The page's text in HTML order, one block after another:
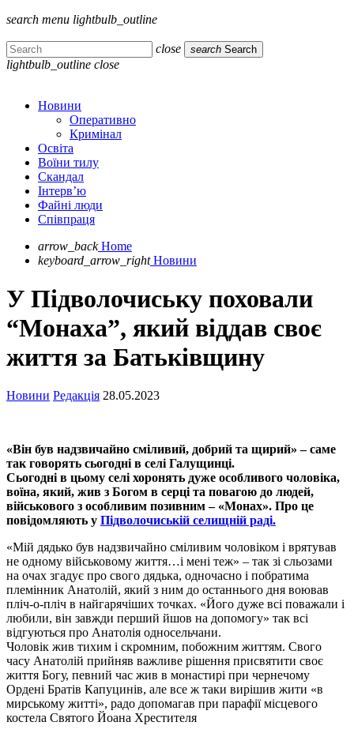
search menu lightbulb_outline
close search Search
lightbulb_outline close
Новини
Оперативно
Кримінал
Освіта
Воїни тилу
Скандал
Інтерв’ю
Файні люди
Співпраця
arrow_back Home
keyboard_arrow_right Новини
У Підволочиську поховали
“Монаха”, який віддав своє
життя за Батьківщину
Новини Редакція 28.05.2023
«Він був надзвичайно сміливий, добрий та щирий» – саме
так говорять сьогодні в селі Галущинці.
Сьогодні в цьому селі хоронять дуже особливого чоловіка,
воїна, який, жив з Богом в серці та повагою до людей,
військового з особливим позивним – «Монах». Про це
повідомляють у Підволочиській селищній раді.
«Мій дядько був надзвичайно сміливим чоловіком і врятував
не одному військовому життя…і мені теж» – так зі сльозами
на очах згадує про свого дядька, одночасно і побратима
племінник Анатолій, який з ним до останнього дня воював
пліч-о-пліч в найгарячіших точках. «Його дуже всі поважали і
любили, він завжди перший йшов на допомогу» так всі
відгуються про Анатолія односельчани.
Чоловік жив тихим і скромним, побожним життям. Свого
часу Анатолій прийняв важливе рішення присвятити своє
життя Богу, певний час жив в монастирі при чернечому
Ордені Братів Капуцинів, але все ж таки вирішив жити «в
мирському житті», радо допомагав при парафії місцевого
костела Святого Йоана Хрестителя